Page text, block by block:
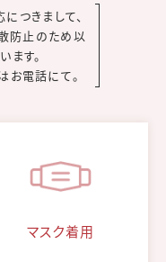
つきまして、
防止のため以
ます。
お電話にて。
マスク着用